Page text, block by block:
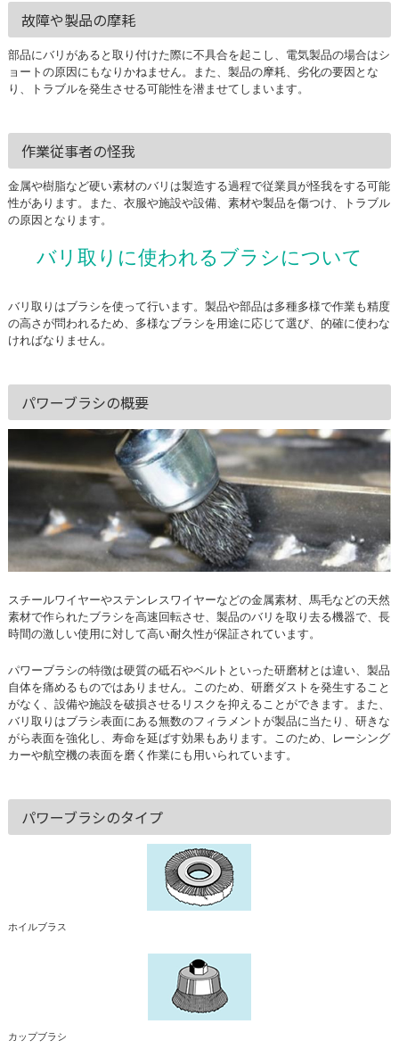
故障や製品の摩耗
部品にバリがあると取り付けた際に不具合を起こし、電気製品の場合はシ
ョートの原因にもなりかねません。また、製品の摩耗、劣化の要因とな
り、トラブルを発生させる可能性を潜ませてしまいます。
作業従事者の怪我
金属や樹脂など硬い素材のバリは製造する過程で従業員が怪我をする可能
性があります。また、衣服や施設や設備、素材や製品を傷つけ、トラブル
の原因となります。
バリ取りに使われるブラシについて
バリ取りはブラシを使って行います。製品や部品は多種多様で作業も精度
の高さが問われるため、多様なブラシを用途に応じて選び、的確に使わな
ければなりません。
パワーブラシの概要
スチールワイヤーやステンレスワイヤーなどの金属素材、馬毛などの天然
素材で作られたブラシを高速回転させ、製品のバリを取り去る機器で、長
時間の激しい使用に対して高い耐久性が保証されています。
パワーブラシの特徴は硬質の砥石やベルトといった研磨材とは違い、製品
自体を痛めるものではありません。このため、研磨ダストを発生すること
がなく、設備や施設を破損させるリスクを抑えることができます。また、
バリ取りはブラシ表面にある無数のフィラメントが製品に当たり、研きな
がら表面を強化し、寿命を延ばす効果もあります。このため、レーシング
カーや航空機の表面を磨く作業にも用いられています。
パワーブラシのタイプ
ホイルブラス
カップブラシ